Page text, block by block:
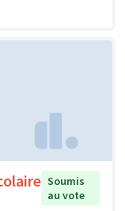
Soumis
au vote